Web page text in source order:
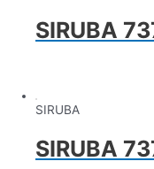
SIRUBA
SIRUBA
SIRUBA